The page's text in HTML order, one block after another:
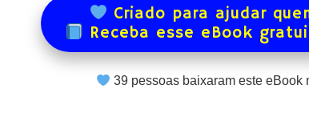
Criado para ajudar
Receba esse eBook
39pessoas baixaram este eBook